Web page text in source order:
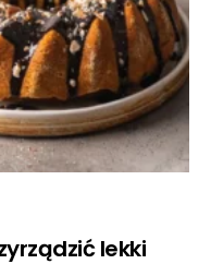
lekki